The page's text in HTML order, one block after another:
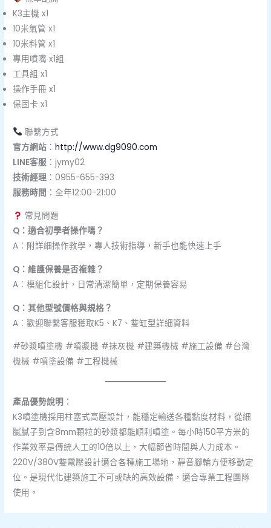
K3主機 x1
10米氣管 x1
10米料管 x1
專用噴嘴 x1組
工具組 x1
操作手冊 x1
保固卡 x1
聯繫方式
官方網站 ：http://www.dg9090.com
LINE客服 ：jymy02
技術經理 ：0955-655-393
服務時間 ：全年12:00-21:00
常見問題
Q：適合初學者操作嗎？
A：附詳細操作教學，專人技術指導，新手也能快速上手
Q：維護保養是否複雜？
A：模組化設計，日常清潔簡單，定期保養容易
Q：其他型號價格與規格？
A：歡迎聯繫客服獲取K5、K7、雙缸型詳細資料
#砂漿噴塗機 #噴漿機 #抹灰機 #建築機械 #施工設備 #台灣
機械 #噴塗設備 #工程機械
產品優勢說明 ：
K3噴塗機採用柱塞式高壓設計，能穩定輸送各種黏度材料，從細
膩膩子到含8mm顆粒的砂漿都能順利噴塗。每小時150平方米的
作業效率是傳統人工的10倍以上，大幅節省時間與人力成本。
220V/380V雙電壓設計適合各種施工場地，靜音腳輪方便移動定
位。是現代化建築施工不可或缺的高效設備，適合專業工程團隊
使用。